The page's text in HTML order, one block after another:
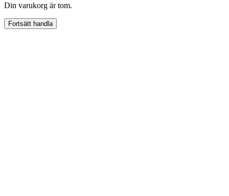
Din varukorg är tom.
Fortsätt handla